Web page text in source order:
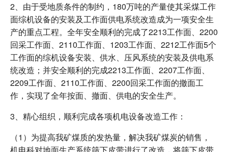
2、由于受地质条件的制约，180万吨的产量使其采煤工作
面综机设备的安装及工作面供电系统改造成为一项安全生
产的重点工程。全年安全顺利的完成了2213工作面、2200
回采工作面、2110工作面、1203工作面、2212工作面5个
工作面的综机设备安装、供水、压风系统的安装及供电系
统改造；并安全顺利的完成2213工作面、2207工作面、
2209工作面、2110工作面、2200回采工作面的撤面工
作，实现了全年按面、撤面、供电的安全生产。
3、精心组织，顺利完成各项机电设备改造工作：
（1）为提高我矿煤质的发热量，解决我矿煤炭的销售，